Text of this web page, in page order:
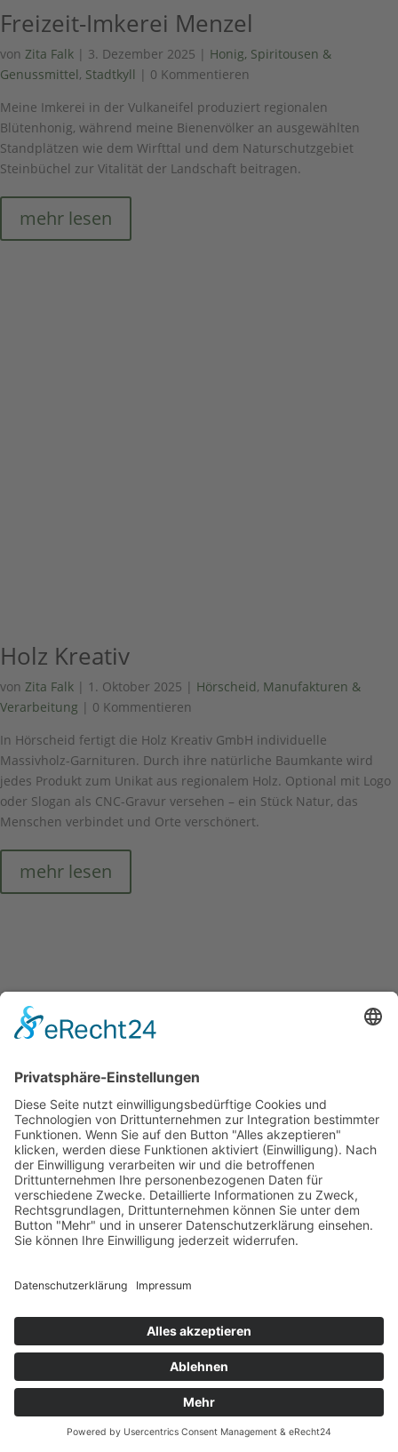
Freizeit-Imkerei Menzel
von Zita Falk | 3. Dezember 2025 | Honig, Spiritousen &
Genussmittel, Stadtkyll | 0 Kommentieren
Meine Imkerei in der Vulkaneifel produziert regionalen
Blütenhonig, während meine Bienenvölker an ausgewählten
Standplätzen wie dem Wirfttal und dem Naturschutzgebiet
Steinbüchel zur Vitalität der Landschaft beitragen.
mehr lesen
Holz Kreativ
von Zita Falk | 1. Oktober 2025 | Hörscheid, Manufakturen &
Verarbeitung | 0 Kommentieren
In Hörscheid fertigt die Holz Kreativ GmbH individuelle
Massivholz-Garnituren. Durch ihre natürliche Baumkante wird
jedes Produkt zum Unikat aus regionalem Holz. Optional mit Logo
oder Slogan als CNC-Gravur versehen – ein Stück Natur, das
Menschen verbindet und Orte verschönert.
mehr lesen
Manülade
von 23. September 2025|Honig, Spiritousen &
Genussmittel
Manufakturen & Verarbeitung
Kommentieren
Manülade – Liebe, die man schmecken kann! Handgemacht, voller
Charme und mit einer Prise Fantasie – direkt aus der schönen